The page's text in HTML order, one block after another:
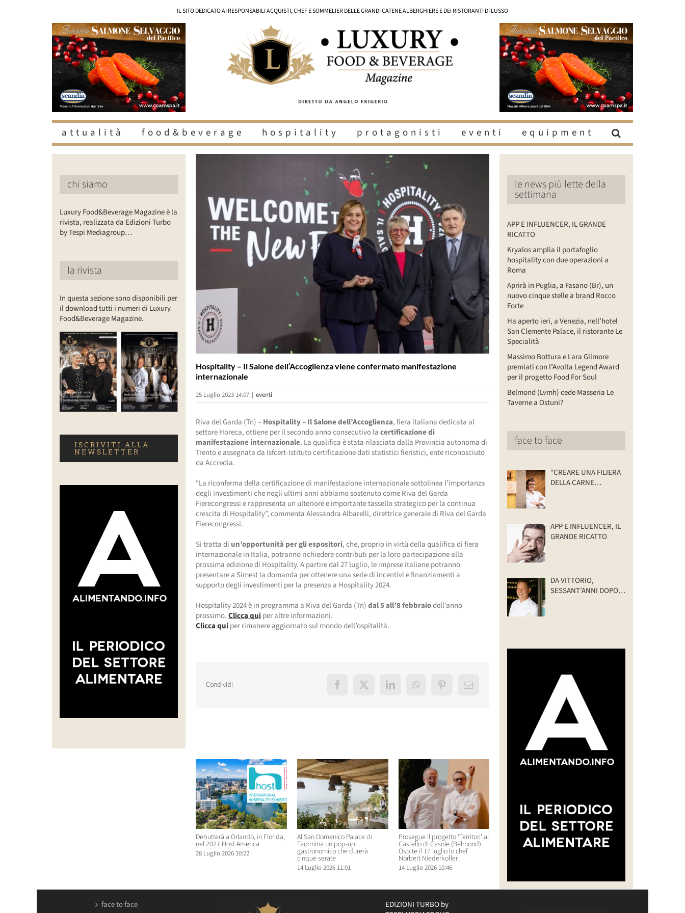
IL SITO DEDICATO AI RESPONSABILI ACQUISTI, CHEF E SOMMELIER DELLE GRANDI CATENE ALBERGHIERE E DEI RISTORANTI DI LUSSO
attualità food&beverage hospitality protagonisti eventi equipment
Hospitality – Il Salone dell’Accoglienza viene confermato manifestazione
internazionale
25 Luglio 2023 14:07 | eventi
Riva del Garda (Tn) –Hospitality – Il Salone dell’Accoglienza, fiera italiana dedicata al
settore Horeca, ottiene per il secondo anno consecutivo lacertificazione di
manifestazione internazionale. La qualifica è stata rilasciata dalla Provincia autonoma di
Trento e assegnata da Isfcert-Istituto certificazione dati statistici fieristici, ente riconosciuto
da Accredia.
“La riconferma della certificazione di manifestazione internazionale sottolinea l’importanza
degli investimenti che negli ultimi anni abbiamo sostenuto come Riva del Garda
Fierecongressi e rappresenta un ulteriore e importante tassello strategico per la continua
crescita di Hospitality”, commenta Alessandra Albarelli, direttrice generale di Riva del Garda
Fierecongressi.
Si tratta di un’opportunità per gli espositori, che, proprio in virtù della qualifica di fiera
internazionale in Italia, potranno richiedere contributi per la loro partecipazione alla
prossima edizione di Hospitality. A partire dal 27 luglio, le imprese italiane potranno
presentare a Simest la domanda per ottenere una serie di incentivi e finanziamenti a
supporto degli investimenti per la presenza a Hospitality 2024.
Hospitality 2024 è in programma a Riva del Garda (Tn)dal 5 all’8 febbraiodell’anno
prossimo.Clicca quiper altre informazioni.
Clicca quiper rimanere aggiornato sul mondo dell’ospitalità.
Condividi Facebook
X LinkedInWhatsAppPinterestEmail
Debutterà a Orlando, in Florida,
nel 2027 Host America
28 Luglio 2026 10:22
Al San Domenico Palace di
Taormina un pop-up
gastronomico che durerà
cinque serate
14 Luglio 2026 11:01
Prosegue il progetto ‘Territori’ al
Castello di Casole (Belmond).
Ospite il 17 luglio lo chef
Norbert Niederkofler
14 Luglio 2026 10:46
Debutterà a Orlando, in Florida,
nel 2027 Host America
Al San Domenico Palace di
Taormina un pop-up
chi siamo
Luxury Food&Beverage Magazine è la
rivista, realizzata da Edizioni Turbo
by Tespi Mediagroup…
la rivista
In questa sezione sono disponibili per
il download tutti i numeri di Luxury
Food&Beverage Magazine.
ISCRIVITI ALLA
NEWSLETTER
le news più lette della
settimana
APP E INFLUENCER, IL GRANDE
RICATTO
Kryalos amplia il portafoglio
hospitality con due operazioni a
Roma
Aprirà in Puglia, a Fasano (Br), un
nuovo cinque stelle a brand Rocco
Forte
Ha aperto ieri, a Venezia, nell’hotel
San Clemente Palace, il ristorante Le
Specialità
Massimo Bottura e Lara Gilmore
premiati con l’Avolta Legend Award
per il progetto Food For Soul
Belmond (Lvmh) cede Masseria Le
Taverne a Ostuni?
face to face
“CREARE UNA FILIERA
DELLA CARNE
APP E INFLUENCER, IL
GRANDE RICATTO
DA VITTORIO,
SESSANT’ANNI DOPO:
face to face
EDIZIONI TURBO by